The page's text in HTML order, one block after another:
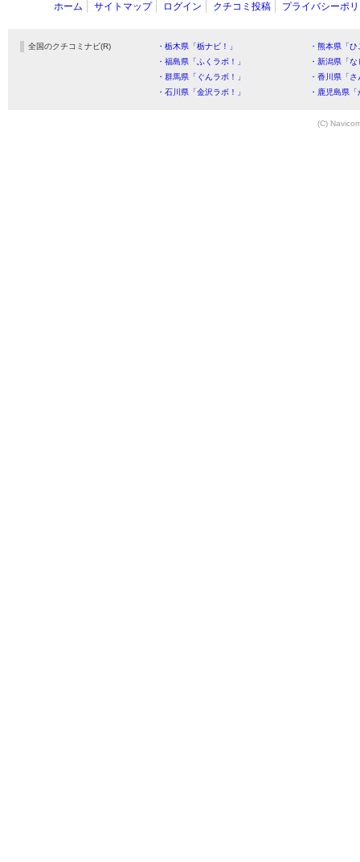
ホーム サイトマップ ログイン クチコミ投稿 プライバシーポ
全国のクチコミナビ(R) ・栃木県「栃ナビ！」
・熊本県「
・福島県「ふくラボ！」
・新潟県「
・群馬県「ぐんラボ！」
・香川県「
・石川県「金沢ラボ！」
・鹿児島県
(C)